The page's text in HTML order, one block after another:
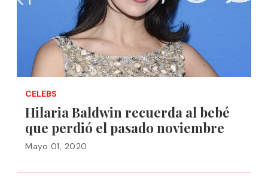
CELEBS
Hilaria Baldwin recuerda al bebé
que perdió el pasado noviembre
Mayo 01, 2020